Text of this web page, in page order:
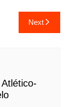
Next